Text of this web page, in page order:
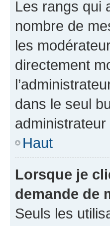
Les rangs qui
nombre de
les
directement
dans le seul
Haut
Lorsque je
demande de
Seuls les